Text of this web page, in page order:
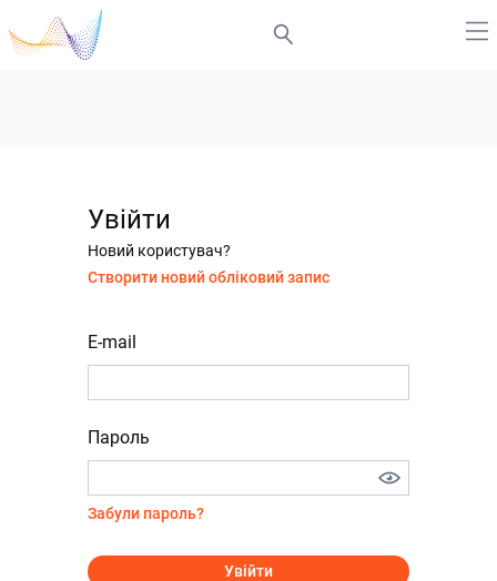
Увійти
Новий користувач?
Створити новий обліковий запис
E-mail
Пароль
Забули пароль?
Увійти